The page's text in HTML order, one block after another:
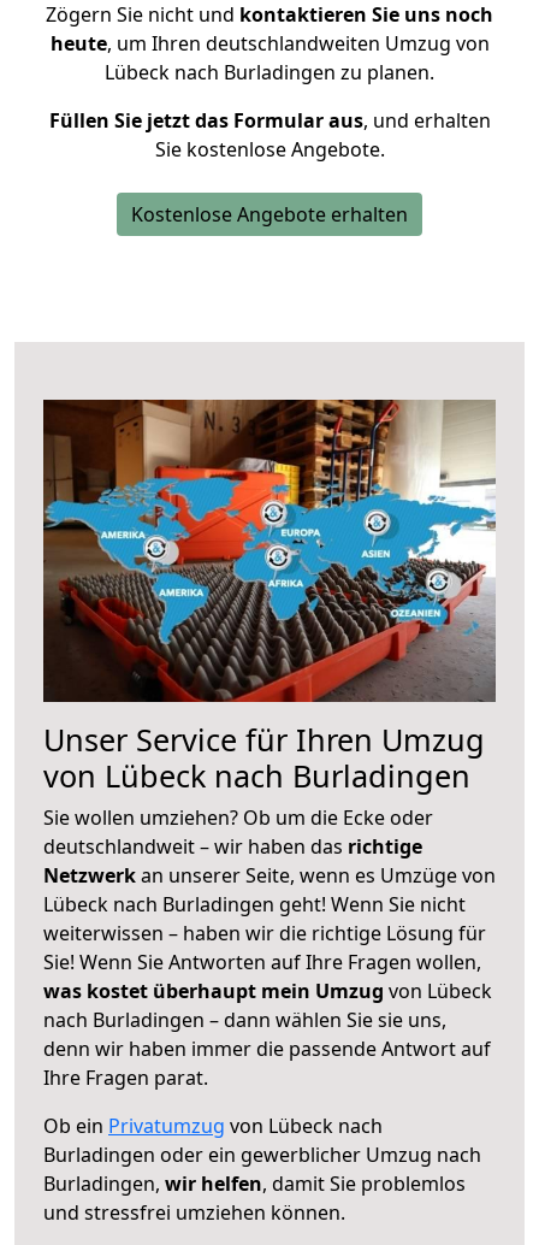
Zögern Sie nicht und kontaktieren Sie uns noch
heute, um Ihren deutschlandweiten Umzug von
Lübeck nach Burladingen zu planen.
Füllen Sie jetzt das Formular aus, und erhalten
Sie kostenlose Angebote.
Kostenlose Angebote erhalten
Unser Service für Ihren Umzug
von Lübeck nach Burladingen
Sie wollen umziehen? Ob um die Ecke oder
deutschlandweit – wir haben das richtige
Netzwerkan unserer Seite, wenn es Umzüge von
Lübeck nach Burladingen geht! Wenn Sie nicht
weiterwissen – haben wir die richtige Lösung für
Sie! Wenn Sie Antworten auf Ihre Fragen wollen,
was kostet überhaupt mein Umzug von Lübeck
nach Burladingen – dann wählen Sie sie uns,
denn wir haben immer die passende Antwort auf
Ihre Fragen parat.
Ob ein Privatumzug von Lübeck nach
Burladingen oder ein gewerblicher Umzug nach
Burladingen, wir helfen, damit Sie problemlos
und stressfrei umziehen können.